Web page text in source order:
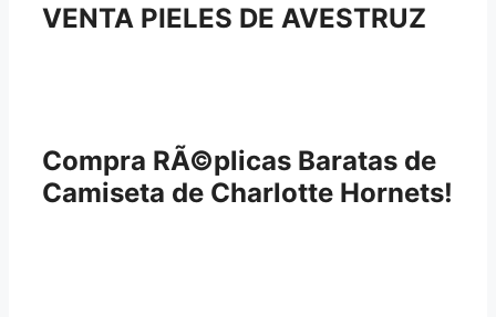
VENTA PIELES DE AVESTRUZ
Compra RÃ©plicas Baratas de
Camiseta de Charlotte Hornets!